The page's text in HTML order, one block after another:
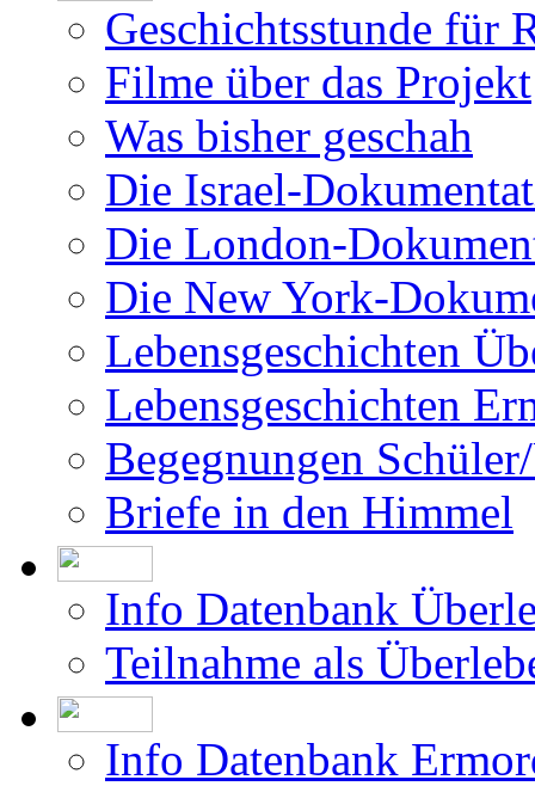
Geschichtsstunde für
Filme über das Projekt
Was bisher geschah
Die Israel-
Die London-
Die New York-
Lebensgeschichten
Lebensgeschichten
Begegnungen
Briefe in den Himmel
Info Datenbank
Teilnahme als
Info Datenbank